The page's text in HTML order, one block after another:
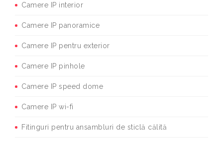
Camere IP interior
Camere IP panoramice
Camere IP pentru exterior
Camere IP pinhole
Camere IP speed dome
Camere IP wi-fi
Fitinguri pentru ansambluri de sticlă călită